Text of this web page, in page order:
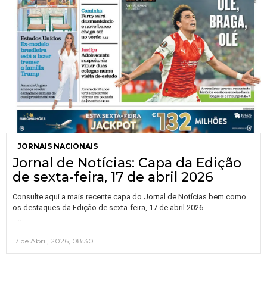
JORNAIS NACIONAIS
Jornal de Notícias: Capa da Edição
de sexta-feira, 17 de abril 2026
Consulte aqui a mais recente capa do Jornal de Notícias bem como
os destaques da Edição de sexta-feira, 17 de abril 2026
17 de Abril, 2026, 08:30